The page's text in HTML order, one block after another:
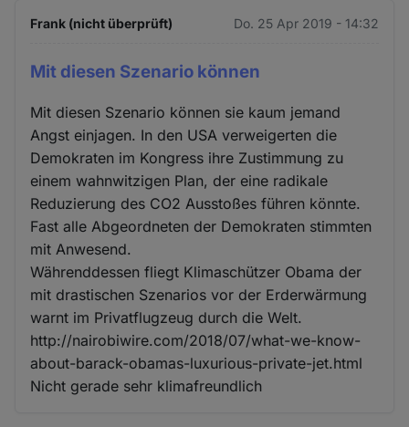
Frank (nicht überprüft) Do. 25 Apr 2019 - 14:32
Mit diesen Szenario können
Mit diesen Szenario können sie kaum jemand
Angst einjagen. In den USA verweigerten die
Demokraten im Kongress ihre Zustimmung zu
einem wahnwitzigen Plan, der eine radikale
Reduzierung des CO2 Ausstoßes führen könnte.
Fast alle Abgeordneten der Demokraten stimmten
mit Anwesend.
Währenddessen fliegt Klimaschützer Obama der
mit drastischen Szenarios vor der Erderwärmung
warnt im Privatflugzeug durch die Welt.
http://nairobiwire.com/2018/07/what-we-know-
about-barack-obamas-luxurious-private-jet.html
Nicht gerade sehr klimafreundlich